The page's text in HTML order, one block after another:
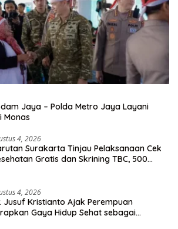
Jaya – Polda Metro Jaya Layani
Monas
4, 2026
Surakarta Tinjau Pelaksanaan Cek
Gratis dan Skrining TBC, 500
4, 2026
Jusuf Kristianto Ajak Perempuan
Gaya Hidup Sehat sebagai